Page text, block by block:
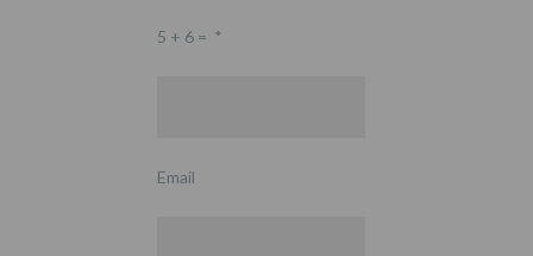
5 + 6 = *
Email